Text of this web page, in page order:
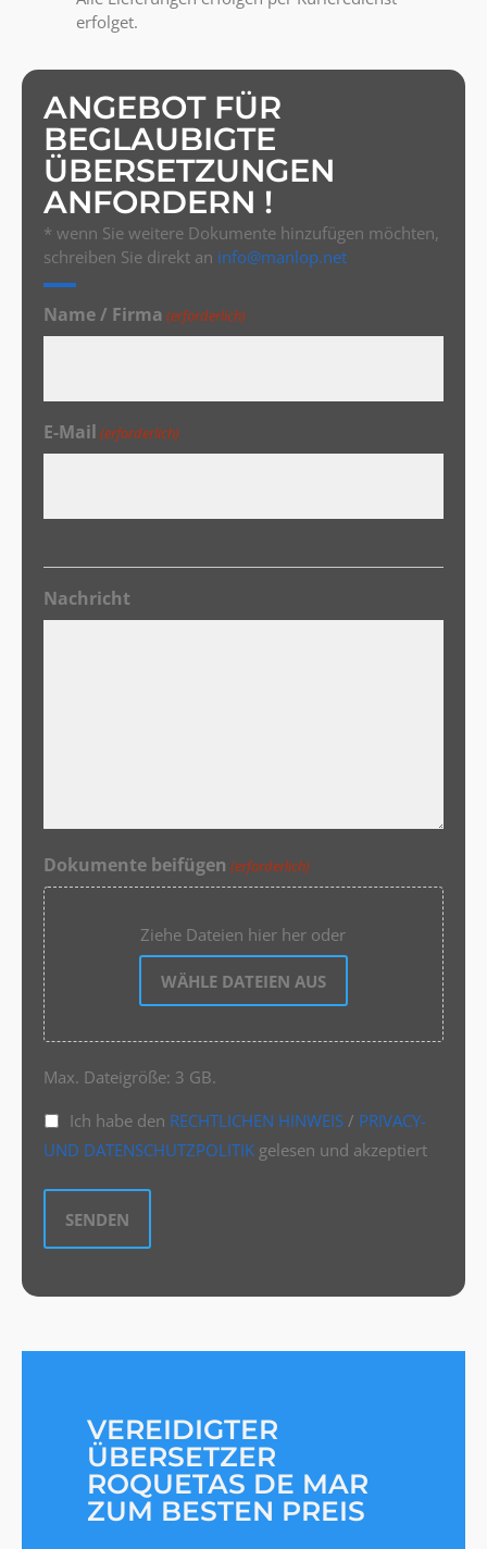
erfolget.
ANGEBOT FÜR
BEGLAUBIGTE
ÜBERSETZUNGEN
ANFORDERN !
* wenn Sie weitere Dokumente hinzufügen möchten,
schreiben Sie direkt an info@manlop.net
Name / Firma (erforderlich)
E-Mail (erforderlich)
Nachricht
Dokumente beifügen (erforderlich)
Ziehe Dateien hier her oder
WÄHLE DATEIEN AUS
Max. Dateigröße: 3 GB.
Ich habe den RECHTLICHEN HINWEIS / PRIVACY-
UND DATENSCHUTZPOLITIK gelesen und akzeptiert
VEREIDIGTER
ÜBERSETZER
ROQUETAS DE MAR
ZUM BESTEN PREIS